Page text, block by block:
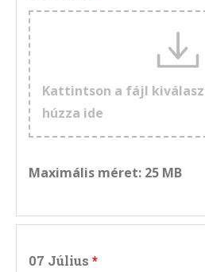
Kattintson a fájl
húzza ide
Maximális méret: 25 MB
07 Július